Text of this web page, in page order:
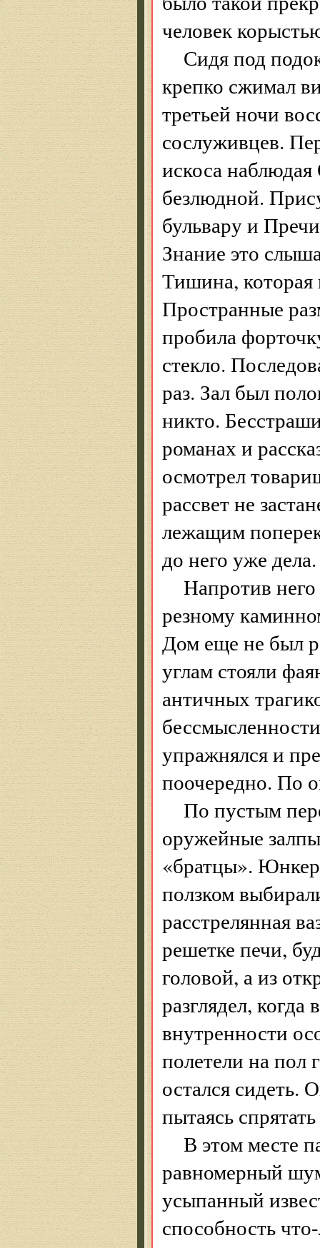
человек
Сидя под
крепко сжимал
третьей ночи
сослуживцев.
искоса наблюдая
безлюдной.
бульвару и
Знание это
Тишина, которая
Пространные
пробила
стекло.
раз. Зал был
никто.
романах и
осмотрел
рассвет не
лежащим
до него уже
Напротив
резному
Дом еще не был
углам стояли
античных
упражнялся и
поочередно. По
По пустым
оружейные
«братцы».
ползком
расстрелянная
решетке печи,
головой, а из
разглядел,
внутренности
полетели на пол
остался сидеть.
пытаясь
В этом месте
равномерный
усыпанный
способность